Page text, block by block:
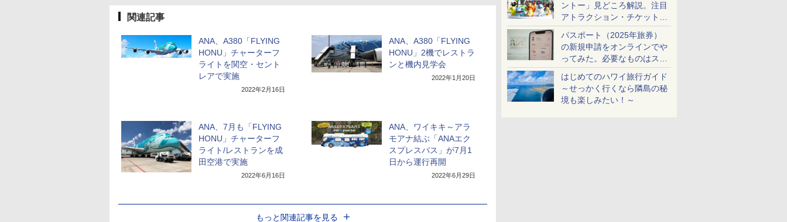
ントー」見どころ解説。注目
アトラクション・チケット手
配・来場前に必要な準備は？
パスポート（2025年旅券）
の新規申請をオンラインでや
ってみた。必要なものはスマ
ホとマイナカードのみ
はじめてのハワイ旅行ガイド
～せっかく行くなら隣島の秘
境も楽しみたい！～
関連記事
ANA、A380「FLYING
HONU」チャーターフ
ライトを関空・セント
レアで実施
2022年2月16日
ANA、A380「FLYING
HONU」2機でレストラ
ンと機内見学会
2022年1月20日
ANA、7月も「FLYING
HONU」チャーターフ
ライト/レストランを成
田空港で実施
2022年6月16日
ANA、ワイキキ～アラ
モアナ結ぶ「ANAエク
スプレスバス」が7月1
日から運行再開
2022年6月29日
もっと関連記事を見る